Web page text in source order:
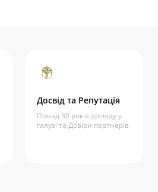
Досвід та Репутація
Понад 30 років досвіду у
галузі та Довіри партнерів